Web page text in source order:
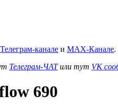
Телеграм-канале и MAX-Канале.
Телеграм-ЧАТили тут VK
690